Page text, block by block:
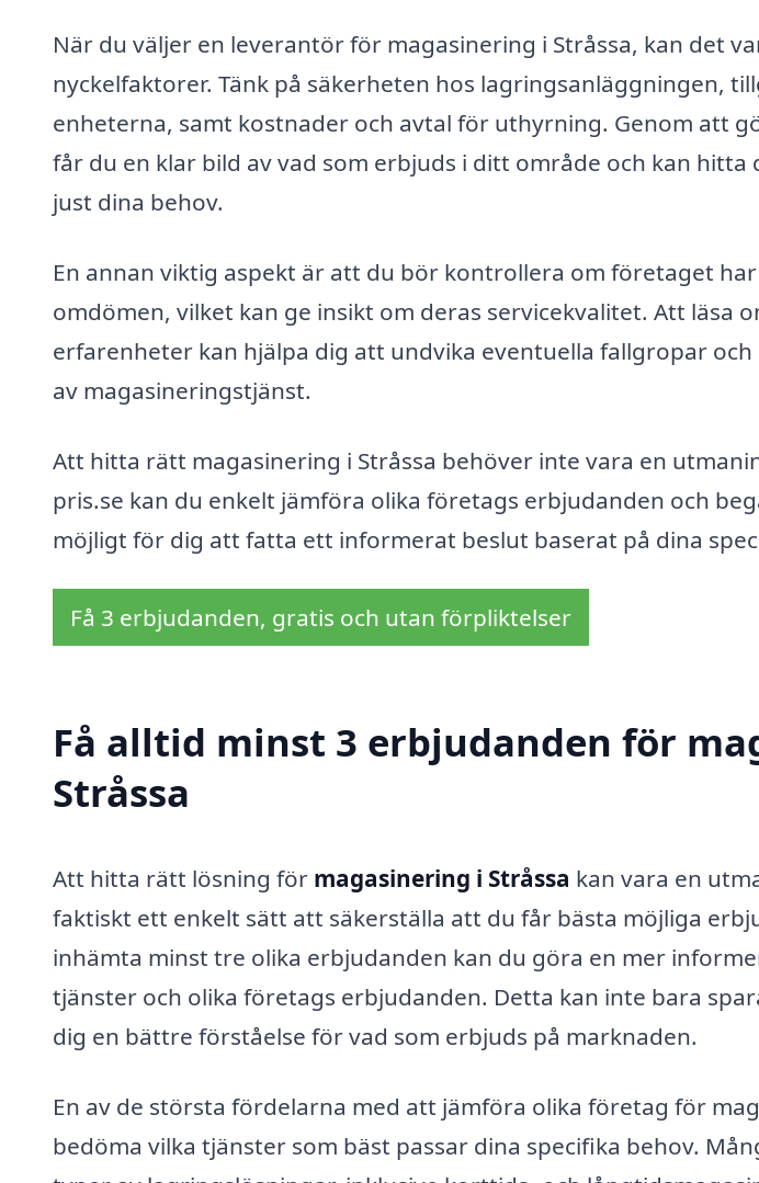
När du väljer en leverantör för magasinering i Stråssa, kan det
nyckelfaktorer. Tänk på säkerheten hos lagringsanläggningen,
enheterna, samt kostnader och avtal för uthyrning. Genom att
får du en klar bild av vad som erbjuds i ditt område och kan
just dina behov.
En annan viktig aspekt är att du bör kontrollera om företaget
omdömen, vilket kan ge insikt om deras servicekvalitet. Att läsa
erfarenheter kan hjälpa dig att undvika eventuella fallgropar
av magasineringstjänst.
Att hitta rätt magasinering i Stråssa behöver inte vara en
pris.se kan du enkelt jämföra olika företags erbjudanden och
möjligt för dig att fatta ett informerat beslut baserat på dina
Få 3 erbjudanden, gratis och utan förpliktelser
Få alltid minst 3 erbjudanden för
Stråssa
Att hitta rätt lösning för magasinering i Stråssa kan vara en
faktiskt ett enkelt sätt att säkerställa att du får bästa möjliga
inhämta minst tre olika erbjudanden kan du göra en mer
tjänster och olika företags erbjudanden. Detta kan inte bara
dig en bättre förståelse för vad som erbjuds på marknaden.
En av de största fördelarna med att jämföra olika företag för
bedöma vilka tjänster som bäst passar dina specifika behov.